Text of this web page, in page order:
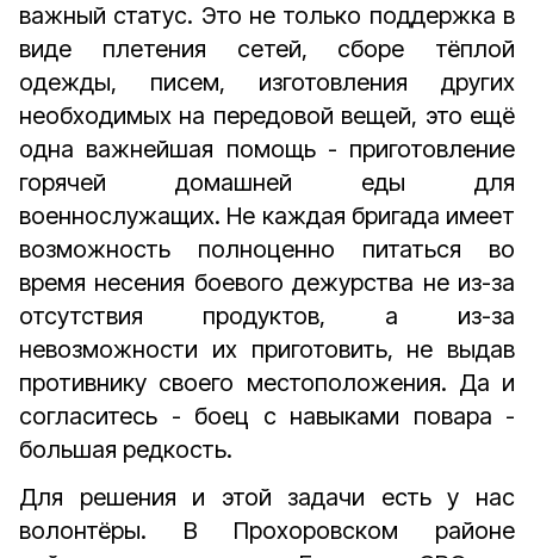
важный статус. Это не только поддержка в
виде плетения сетей, сборе тёплой
одежды, писем, изготовления других
необходимых на передовой вещей, это ещё
одна важнейшая помощь - приготовление
горячей домашней еды для
военнослужащих. Не каждая бригада имеет
возможность полноценно питаться во
время несения боевого дежурства не из-за
отсутствия продуктов, а из-за
невозможности их приготовить, не выдав
противнику своего местоположения. Да и
согласитесь - боец с навыками повара -
большая редкость.
Для решения и этой задачи есть у нас
волонтёры. В Прохоровском районе